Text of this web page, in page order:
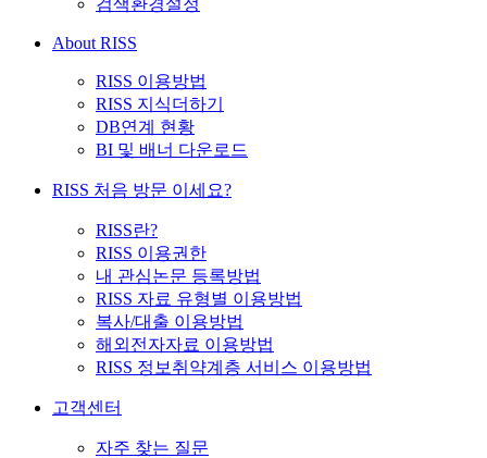
검색환경설정
About RISS
RISS 이용방법
RISS 지식더하기
DB연계 현황
BI 및 배너 다운로드
RISS 처음 방문 이세요?
RISS란?
RISS 이용권한
내 관심논문 등록방법
RISS 자료 유형별 이용방법
복사/대출 이용방법
해외전자자료 이용방법
RISS 정보취약계층 서비스 이용방법
고객센터
자주 찾는 질문